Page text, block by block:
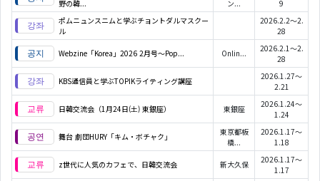
野の韓...
ン...
9
ポムニュンスニムと学ぶチョントダルマスクー
ル
2026.2.2～2.
28
Webzine「Korea」2026 2月号～Pop... Onlin...
2026.2.1～2.
28
KBS通信員と学ぶTOPIKライティング講座
2026.1.27～
2.21
日韓交流会（1月24日(土) 東銀座） 東銀座
2026.1.24～
1.24
舞台 劇団HURY「キム・ボチャク」
東京都板
橋...
2026.1.17～
1.18
z世代に人気のカフェで、日韓交流会 新大久保
2026.1.17～
1.17